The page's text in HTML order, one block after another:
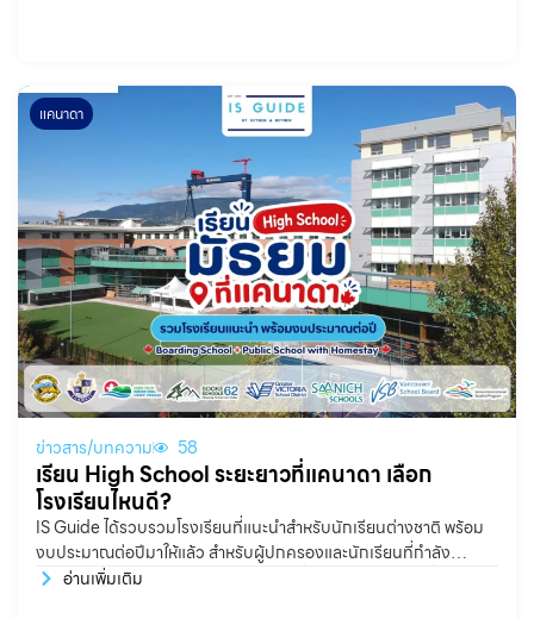
แคนาดา
ข่าวสาร/บทความ 58
เรียน High School ระยะยาวที่แคนาดา เลือก
โรงเรียนไหนดี?
IS Guide ได้รวบรวมโรงเรียนที่แนะนำสำหรับนักเรียนต่างชาติ พร้อม
งบประมาณต่อปีมาให้แล้ว สำหรับผู้ปกครองและนักเรียนที่กำลัง
วางแผนไปเรียน High School ระยะยาวที่ประเทศแคนาดา หนึ่งใน
อ่านเพิ่มเติม